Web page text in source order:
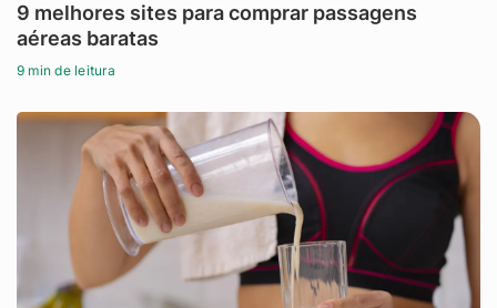
9 melhores sites para comprar passagens
aéreas baratas
9 min de leitura